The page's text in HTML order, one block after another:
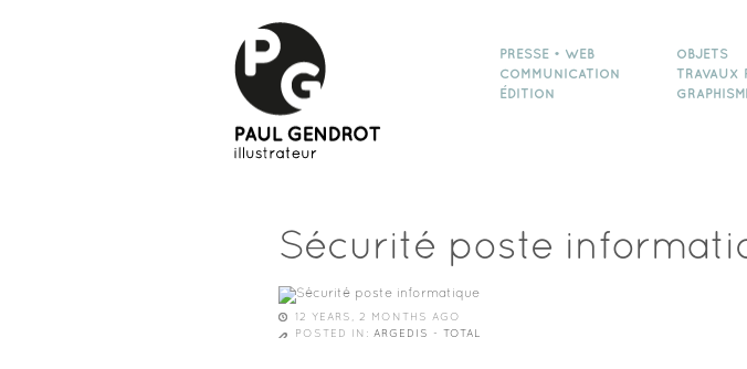
PRESSE • WEB
COMMUNICATION
ÉDITION
OBJETS
TRAVAUX
Sécurité poste
12 YEARS, 2 MONTHS AGO
POSTED IN: ARGEDIS - TOTAL